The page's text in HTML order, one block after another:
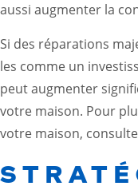
aussi augmenter la
Si des réparations
les comme un
peut augmenter
votre maison. Pour
votre maison,